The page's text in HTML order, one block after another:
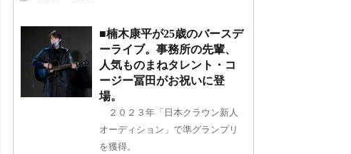
■楠木康平が25歳のバースデ
ーライブ。事務所の先輩、
人気ものまねタレント・コ
ージー冨田がお祝いに登
場。
２０２３年「日本クラウン新人
オーディション」で準グランプリ
を獲得。